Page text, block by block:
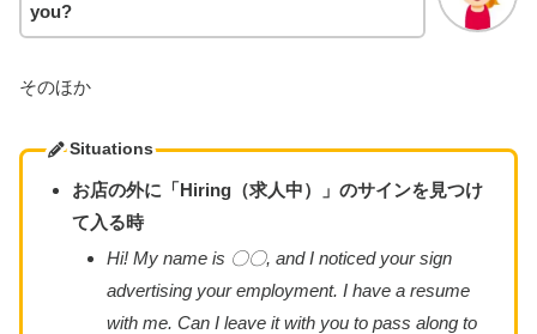
you?
そのほか
Situations
お店の外に「Hiring（求人中）」のサインを見つけ
て入る時
Hi! My name is 〇〇, and I noticed your sign
advertising your employment. I have a resume
with me. Can I leave it with you to pass along to